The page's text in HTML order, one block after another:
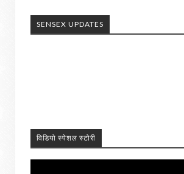
SENSEX UPDATES
विडियो स्पेशल स्टोरी